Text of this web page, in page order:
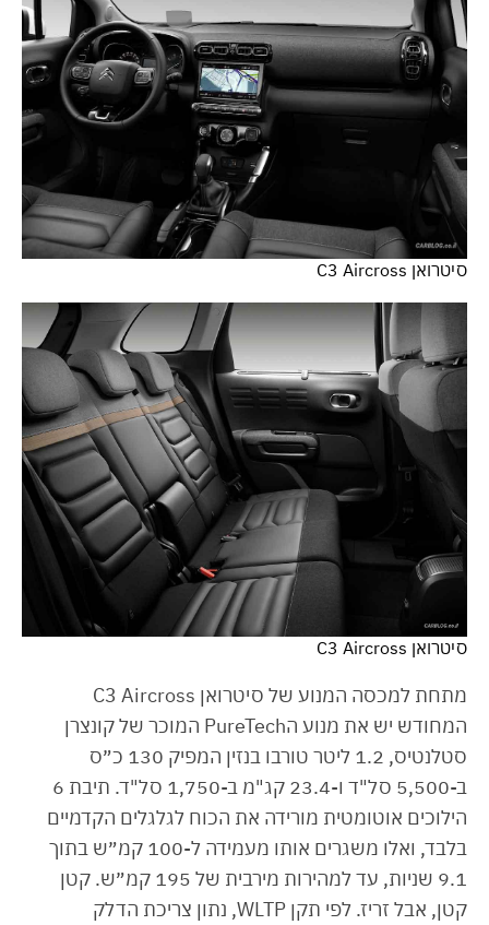
סיטרואן C3 Aircross
סיטרואן C3 Aircross
מתחת למכסה המנוע של סיטרואן C3 Aircross
המחודש יש את מנוע הPureTech המוכר של קונצרן
סטלנטיס, 1.2 ליטר טורבו בנזין המפיק 130 כ״ס
ב-5,500 סל"ד ו-23.4 קג"מ ב-1,750 סל"ד. תיבת 6
הילוכים אוטומטית מורידה את הכוח לגלגלים הקדמיים
בלבד, ואלו משגרים אותו מעמידה ל-100 קמ״ש בתוך
9.1 שניות, עד למהירות מירבית של 195 קמ״ש. קטן
קטן, אבל זריז. לפי תקן WLTP, נתון צריכת הדלק